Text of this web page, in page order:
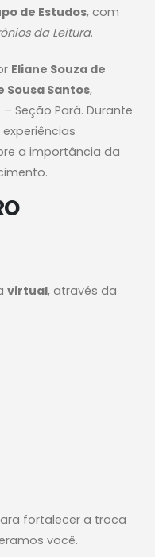
de Estudos, com
da Leitura.
Eliane Souza de
Sousa Santos,
Seção Pará. Durante
a importância da
virtual, através da
fortalecer a troca
você.